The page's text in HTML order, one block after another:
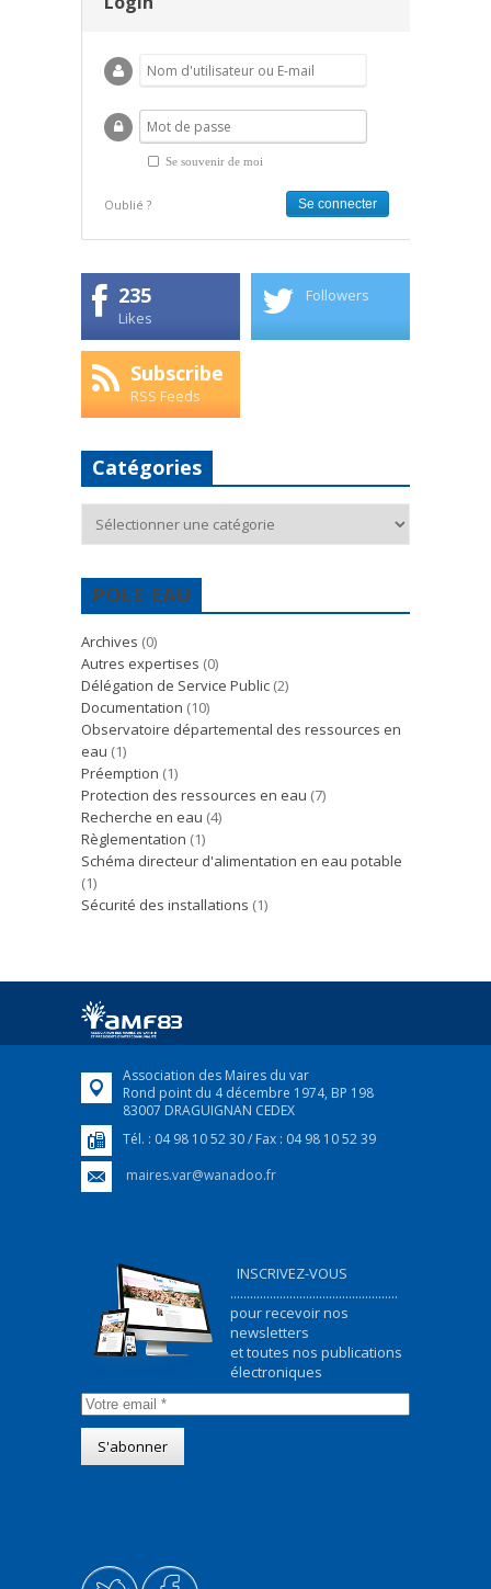
Se souvenir de moi
Oublié ?
235
Likes
Followers
Subscribe
RSS Feeds
Catégories
POLE EAU
Archives (0)
Autres expertises (0)
Délégation de Service Public (2)
Documentation (10)
Observatoire départemental des ressources en
eau (1)
Préemption (1)
Protection des ressources en eau (7)
Recherche en eau (4)
Règlementation (1)
Schéma directeur d'alimentation en eau potable
(1)
Sécurité des installations (1)
Association des Maires du var
Rond point du 4 décembre 1974, BP 198
83007 DRAGUIGNAN CEDEX
Tél. : 04 98 10 52 30 / Fax : 04 98 10 52 39
maires.var@wanadoo.fr
INSCRIVEZ-VOUS
...................................................
pour recevoir nos
newsletters
et toutes nos publications
électroniques